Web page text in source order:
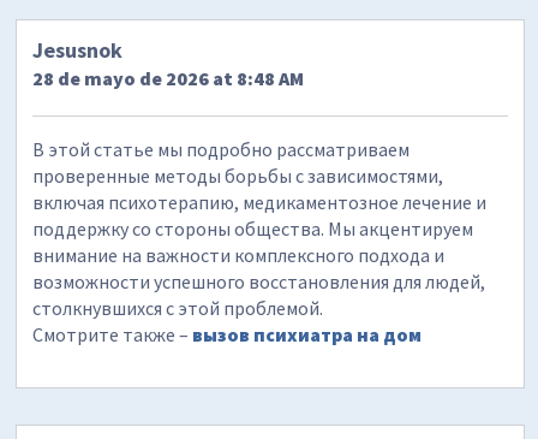
Jesusnok
28 de mayo de 2026 at 8:48 AM
В этой статье мы подробно рассматриваем
проверенные методы борьбы с зависимостями,
включая психотерапию, медикаментозное лечение и
поддержку со стороны общества. Мы акцентируем
внимание на важности комплексного подхода и
возможности успешного восстановления для людей,
столкнувшихся с этой проблемой.
Смотрите также – вызов психиатра на дом